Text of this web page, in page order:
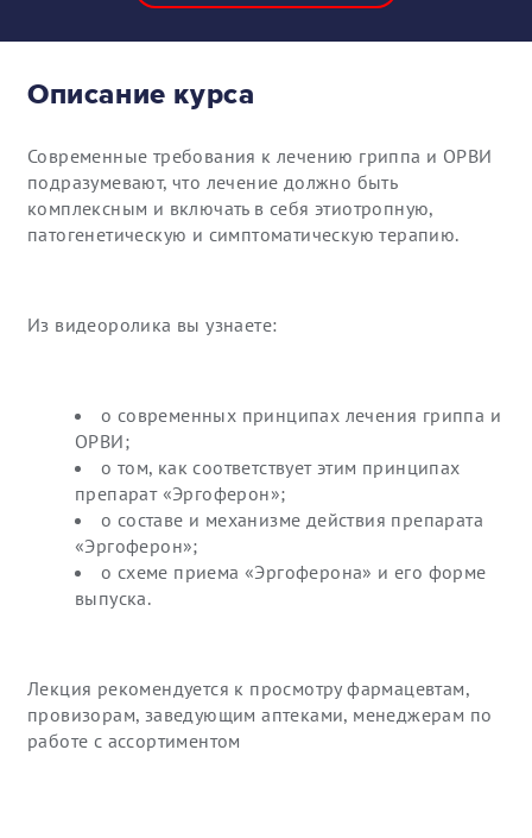
Описание курса
Современные требования к лечению гриппа и ОРВИ
подразумевают, что лечение должно быть
комплексным и включать в себя этиотропную,
патогенетическую и симптоматическую терапию.
Из видеоролика вы узнаете:
о современных принципах лечения гриппа и
ОРВИ;
о том, как соответствует этим принципах
препарат «Эргоферон»;
о составе и механизме действия препарата
«Эргоферон»;
о схеме приема «Эргоферона» и его форме
выпуска.
Лекция рекомендуется к просмотру фармацевтам,
провизорам, заведующим аптеками, менеджерам по
работе с ассортиментом